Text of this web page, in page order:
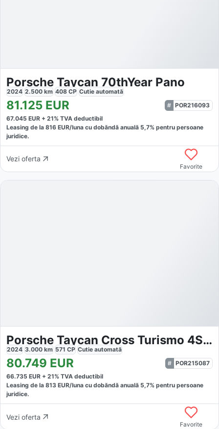
Porsche Taycan 70thYear Pano
2024 2.500 km 408 CP Cutie automată
81.125 EUR
POR216093
67.045 EUR + 21% TVA deductibil
Leasing de la 816 EUR/luna cu dobăndă anuală 5,7% pentru persoane
juridice.
Vezi oferta
Favorite
Porsche Taycan Cross Turismo 4S Performance
2024 3.000 km 571 CP Cutie automată
80.749 EUR
POR215087
66.735 EUR + 21% TVA deductibil
Leasing de la 813 EUR/luna cu dobăndă anuală 5,7% pentru persoane
juridice.
Vezi oferta
Favorite